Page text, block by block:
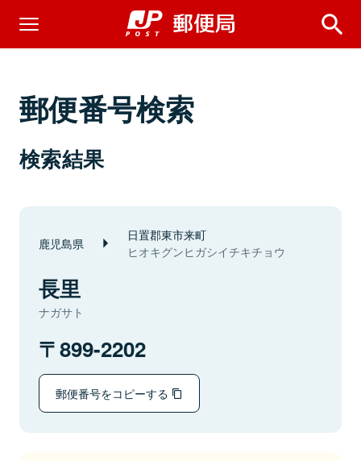
郵便番号検索
検索結果
鹿児島県 日置郡東市来町
ヒオキグンヒガシイチキチョウ
長里
ナガサト
899-2202
郵便番号をコピーする